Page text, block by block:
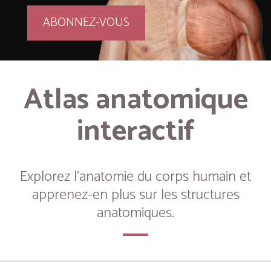
ABONNEZ-VOUS
Atlas anatomique
interactif
Explorez l’anatomie du corps humain et
apprenez-en plus sur les structures
anatomiques.